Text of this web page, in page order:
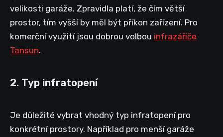
velikosti garáže. Zpravidla platí, že čím větší
prostor, tím vyšší by měl být příkon zařízení. Pro
komerční využití jsou dobrou volbou infrazářiče
Tansun.
2. Typ infratopení
Je důležité vybrat vhodný typ infratopení pro
konkrétní prostory. Například pro menší garáže